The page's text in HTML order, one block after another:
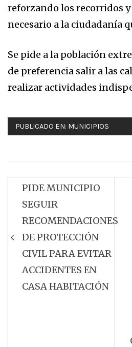
reforzando los recorridos
necesario a la ciudadanía
Se pide a la población
de preferencia salir a las
realizar actividades
PUBLICADO EN: MUNICIPIOS
Navegación
de
entradas
PIDE MUNICIPIO
SEGUIR
RECOMENDACIONES
DE PROTECCIÓN
CIVIL PARA EVITAR
ACCIDENTES EN
CASA HABITACIÓN